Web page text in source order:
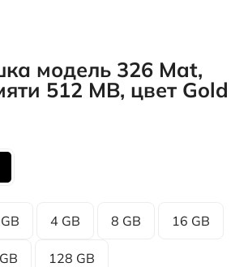
модель 326 Mat,
512 MB, цвет Gold
4 GB 8 GB 16 GB
128 GB